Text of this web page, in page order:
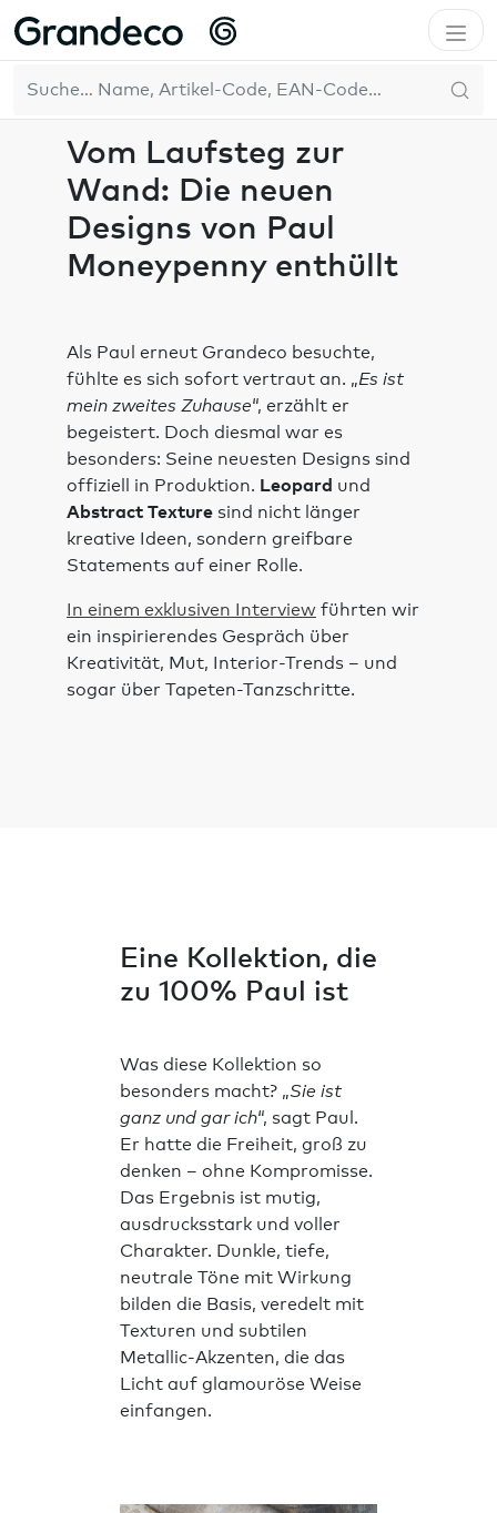
Home Inspiration
Inspirationsquellen
Moneypenny enthüllt
Vom Laufsteg zur
Wand: Die neuen
Designs von Paul
Moneypenny enthüllt
Als Paul erneut Grandeco besuchte,
fühlte es sich sofort vertraut an. „Es ist
mein zweites Zuhause“, erzählt er
begeistert. Doch diesmal war es
besonders: Seine neuesten Designs sind
offiziell in Produktion. Leopard und
Abstract Texture sind nicht länger
kreative Ideen, sondern greifbare
Statements auf einer Rolle.
In einem exklusiven Interview führten wir
ein inspirierendes Gespräch über
Kreativität, Mut, Interior-Trends – und
sogar über Tapeten-Tanzschritte.
Eine Kollektion, die
zu 100% Paul ist
Was diese Kollektion so
besonders macht? „Sie ist
ganz und gar ich“, sagt Paul.
Er hatte die Freiheit, groß zu
denken – ohne Kompromisse.
Das Ergebnis ist mutig,
ausdrucksstark und voller
Charakter. Dunkle, tiefe,
neutrale Töne mit Wirkung
bilden die Basis, veredelt mit
Texturen und subtilen
Metallic-Akzenten, die das
Licht auf glamouröse Weise
einfangen.